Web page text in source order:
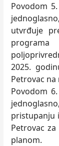
Povodom
utvrđuje
2025.
Petrovac
Povodom
pristupanju
Petrovac
planom.